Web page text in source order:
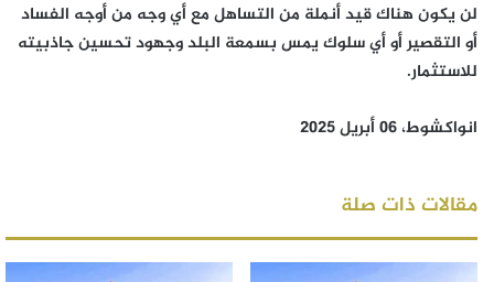
لن يكون هناك قيد أنملة من التساهل مع أي وجه من أوجه الفساد
أو التقصير أو أي سلوك يمس بسمعة البلد وجهود تحسين جاذبيته
للاستثمار.
انواكشوط، 06 أبريل 2025
مقالات ذات صلة